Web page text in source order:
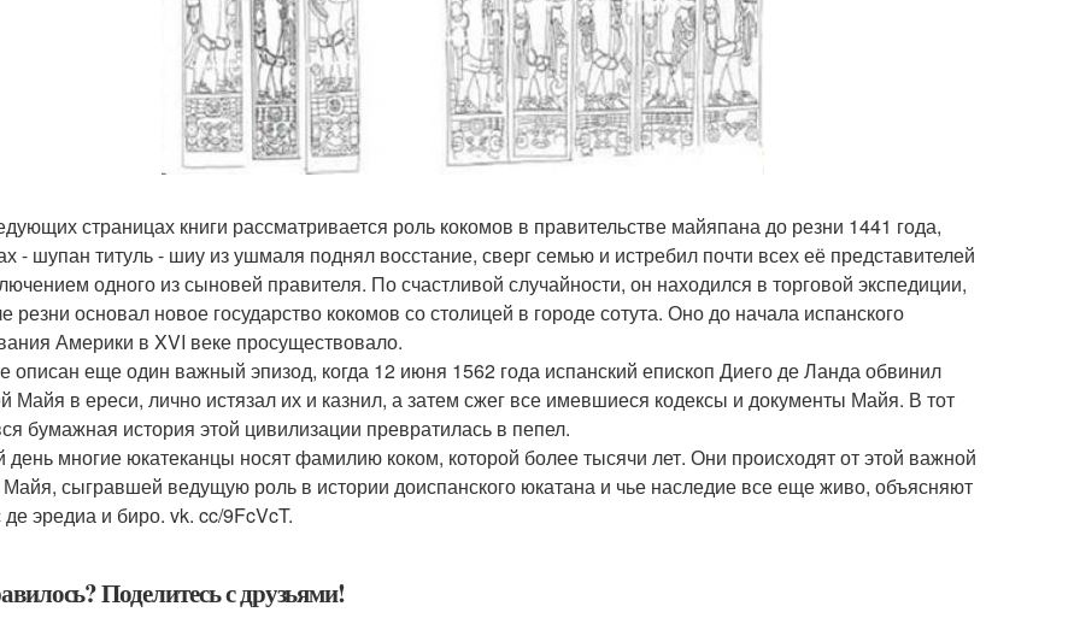
страницах книги рассматривается роль кокомов в правительстве майяпана до резни 1441 года,
- шупан титуль - шиу из ушмаля поднял восстание, сверг семью и истребил почти всех её представителей
одного из сыновей правителя. По счастливой случайности, он находился в торговой экспедиции,
резни основал новое государство кокомов со столицей в городе сотута. Оно до начала испанского
Америки в XVI веке просуществовало.
описан еще один важный эпизод, когда 12 июня 1562 года испанский епископ Диего де Ланда обвинил
Майя в ереси, лично истязал их и казнил, а затем сжег все имевшиеся кодексы и документы Майя. В тот
бумажная история этой цивилизации превратилась в пепел.
день многие юкатеканцы носят фамилию коком, которой более тысячи лет. Они происходят от этой важной
сыгравшей ведущую роль в истории доиспанского юкатана и чье наследие все еще живо, объясняют
эредиа и биро. vk. cc/9FcVcT.
Поделитесь с друзьями!